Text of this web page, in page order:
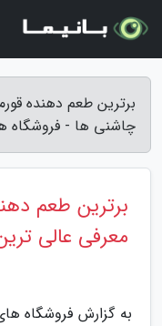
برترین طعم دهنده
چاشنی ها - فروشگاه
برترین طعم
معرفی عالی
به گزارش فروشگاه